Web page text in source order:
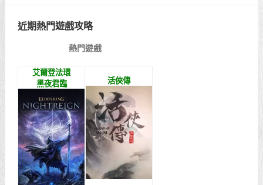
近期熱門遊戲攻略
熱門遊戲
艾爾登法環
黑夜君臨
活俠傳